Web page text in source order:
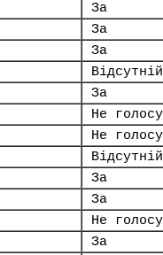
За
За
За
Відсутній
За
Не
Не
Відсутній
За
За
Не
За